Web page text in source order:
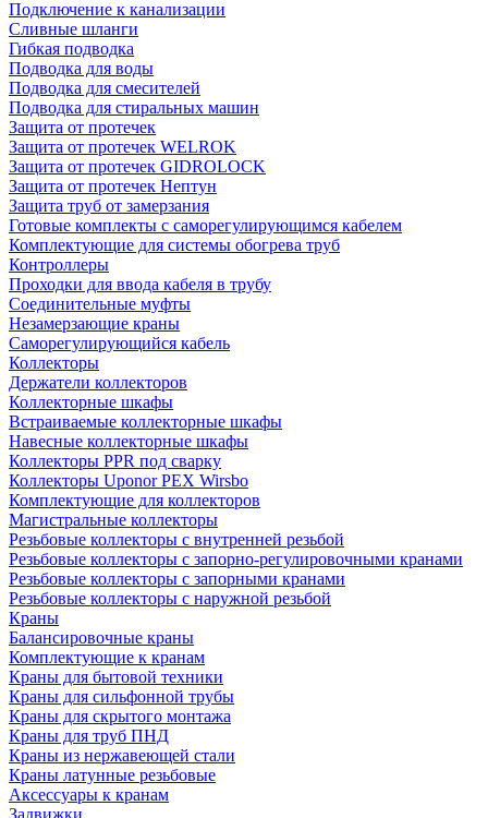
Подключение к канализации
Сливные шланги
Гибкая подводка
Подводка для воды
Подводка для смесителей
Подводка для стиральных машин
Защита от протечек
Защита от протечек WELROK
Защита от протечек GIDROLOCK
Защита от протечек Нептун
Защита труб от замерзания
Готовые комплекты с саморегулирующимся кабелем
Комплектующие для системы обогрева труб
Контроллеры
Проходки для ввода кабеля в трубу
Соединительные муфты
Незамерзающие краны
Саморегулирующийся кабель
Коллекторы
Держатели коллекторов
Коллекторные шкафы
Встраиваемые коллекторные шкафы
Навесные коллекторные шкафы
Коллекторы PPR под сварку
Коллекторы Uponor PEX Wirsbo
Комплектующие для коллекторов
Магистральные коллекторы
Резьбовые коллекторы с внутренней резьбой
Резьбовые коллекторы с запорно-регулировочными кранами
Резьбовые коллекторы с запорными кранами
Резьбовые коллекторы с наружной резьбой
Краны
Балансировочные краны
Комплектующие к кранам
Краны для бытовой техники
Краны для сильфонной трубы
Краны для скрытого монтажа
Краны для труб ПНД
Краны из нержавеющей стали
Краны латунные резьбовые
Аксессуары к кранам
Задвижки